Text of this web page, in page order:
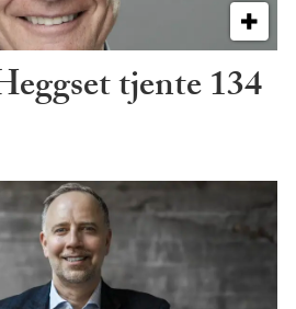
tjente 134